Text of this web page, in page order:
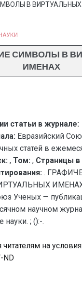
В
СИМВОЛЫ В
ИМЕНАХ
статьи в журнале:
Евразийский
статей в
, Том: , Страницы в
.
Ученых —
научном
науки. ; ():-.
читателям на
ND